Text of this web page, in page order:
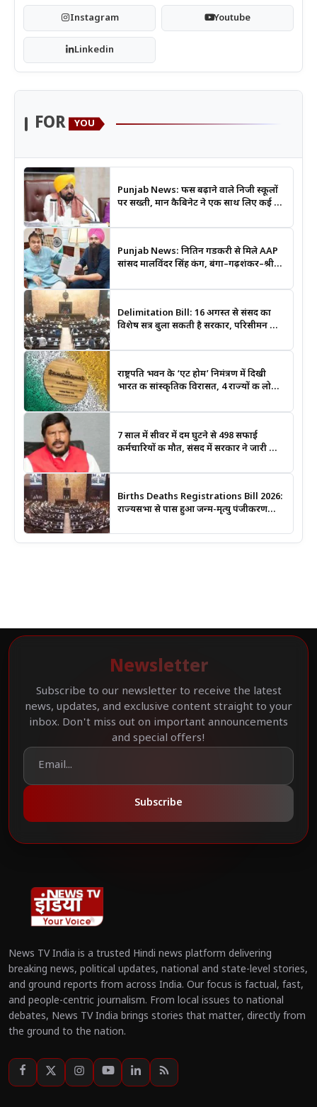
Instagram Youtube
Linkedin
FOR YOU
Punjab News: फीस बढ़ाने वाले निजी स्कूलों
पर सख्ती, मान कैबिनेट ने एक साथ लिए कई बड़े
Punjab News: नितिन गडकरी से मिले AAP
सांसद मालविंदर सिंह कंग, बंगा–गढ़शंकर–श्री
बनाने की उठाई मांग
Delimitation Bill: 16 अगस्त से संसद का
विशेष सत्र बुला सकती है सरकार, परिसीमन और
राष्ट्रपति भवन के ‘एट होम’ निमंत्रण में दिखी
भारत की सांस्कृतिक विरासत, 4 राज्यों की लोक
7 साल में सीवर में दम घुटने से 498 सफाई
कर्मचारियों की मौत, संसद में सरकार ने जारी किए
Births Deaths Registrations Bill 2026:
राज्यसभा से पास हुआ जन्म-मृत्यु पंजीकरण
लगेगा कोर्ट का आदेश
Newsletter
Subscribe to our newsletter to receive the latest
news, updates, and exclusive content straight to your
inbox. Don't miss out on important announcements
and special offers!
Subscribe
News TV India is a trusted Hindi news platform delivering
breaking news, political updates, national and state-level stories,
and ground reports from across India. Our focus is factual, fast,
and people-centric journalism. From local issues to national
debates, News TV India brings stories that matter, directly from
the ground to the nation.